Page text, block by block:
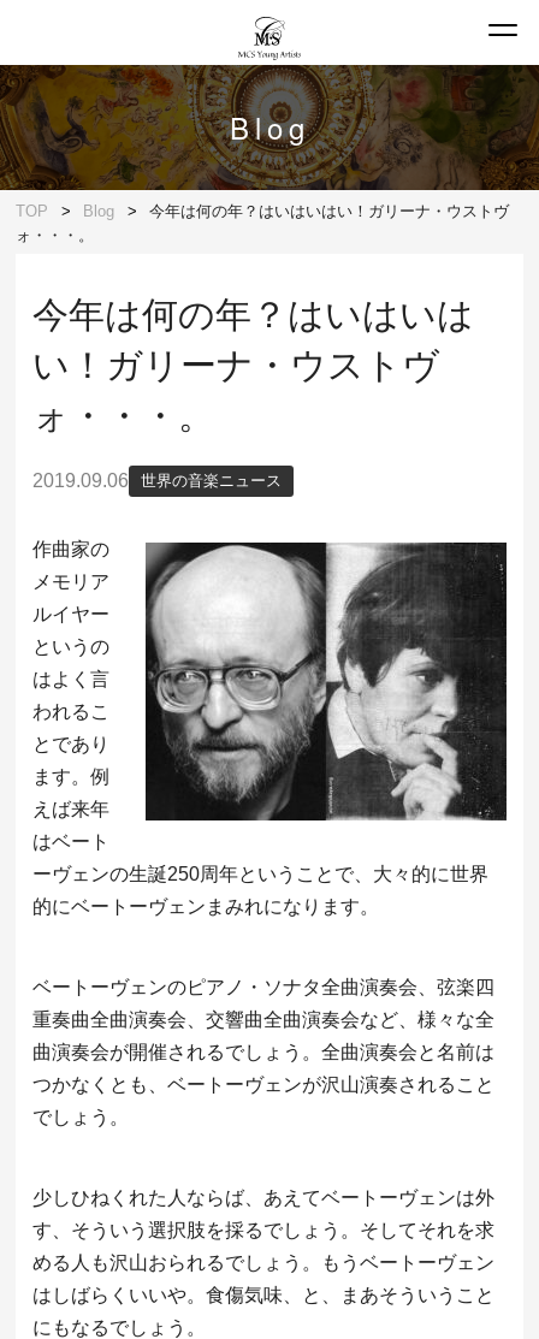
Blog
TOP Blog
今年は何の年？はいはいはい！ガリーナ・ウストヴ
ォ・・・。
今年は何の年？はいはいは
い！ガリーナ・ウストヴ
ォ・・・。
2019.09.06 世界の音楽ニュース
作曲家の
メモリア
ルイヤー
というの
はよく言
われるこ
とであり
ます。例
えば来年
はベート
ーヴェンの生誕250周年ということで、大々的に世界
的にベートーヴェンまみれになります。
ベートーヴェンのピアノ・ソナタ全曲演奏会、弦楽四
重奏曲全曲演奏会、交響曲全曲演奏会など、様々な全
曲演奏会が開催されるでしょう。全曲演奏会と名前は
つかなくとも、ベートーヴェンが沢山演奏されること
でしょう。
少しひねくれた人ならば、あえてベートーヴェンは外
す、そういう選択肢を採るでしょう。そしてそれを求
める人も沢山おられるでしょう。もうベートーヴェン
はしばらくいいや。食傷気味、と、まあそういうこと
にもなるでしょう。